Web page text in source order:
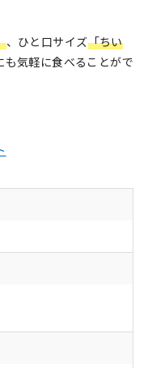
、ひと口サイズ「ちい
気軽に食べることがで